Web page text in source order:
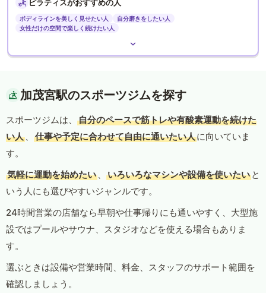
ピラティスがおすすめの人
ボディラインを美しく見せたい人
自分磨きをしたい人
女性だけの空間で楽しく続けたい人
加茂宮駅のスポーツジムを探す
スポーツジムは、
自分のペースで筋トレや有酸素運動を続けた
い人 、 仕事や予定に合わせて自由に通いたい人に向いていま
す。
気軽に運動を始めたい 、 いろいろなマシンや設備を使いたい と
いう人にも選びやすいジャンルです。
24時間営業の店舗なら早朝や仕事帰りにも通いやすく、大型施
設ではプールやサウナ、スタジオなどを使える場合もありま
す。
選ぶときは設備や営業時間、料金、スタッフのサポート範囲を
確認しましょう。